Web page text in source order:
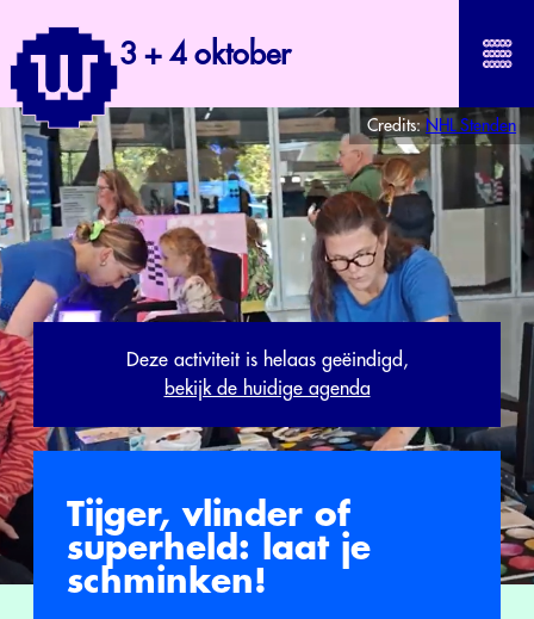
3 + 4 oktober
Credits:NHL Stenden
Deze activiteit is helaas geëindigd,
bekijk de huidige agenda
Tijger, vlinder of
superheld: laat je
schminken!